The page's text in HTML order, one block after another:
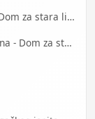
Starački dom Doboj - Dom za stare Doboj - Dom za stara lica Doboj
Starački dom Bijeljina - Dom za stare Bijeljina - Dom za stara lica Bijeljina